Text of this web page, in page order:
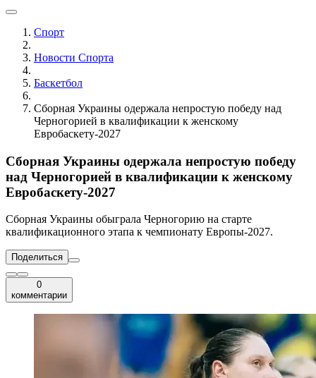
Спорт
Новости Cпорта
Баскетбол
Сборная Украины одержала непростую победу над
Черногорией в квалификации к женскому
Евробаскету-2027
Сборная Украины одержала непростую победу
над Черногорией в квалификации к женскому
Евробаскету-2027
Сборная Украины обыграла Черногорию на старте
квалификационного этапа к чемпионату Европы-2027.
Поделиться
0
комментарии